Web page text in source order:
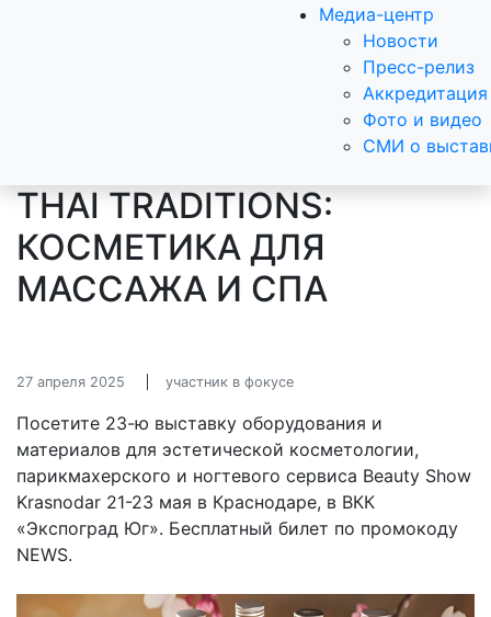
Медиа-центр
Новости
Пресс-релиз
Фото и видео
СМИ о
THAI TRADITIONS:
КОСМЕТИКА ДЛЯ
МАССАЖА И СПА
27 апреля 2025 участник в фокусе
Посетите 23-ю выставку оборудования и
материалов для эстетической косметологии,
парикмахерского и ногтевого сервиса Beauty Show
Krasnodar 21-23 мая в Краснодаре, в ВКК
«Экспоград Юг». Бесплатный билет по промокоду
NEWS.